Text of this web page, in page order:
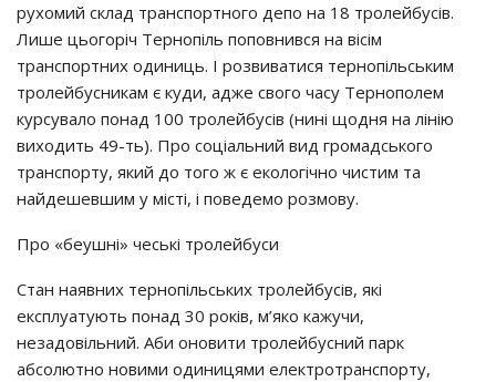
рухомий склад транспортного депо на 18 тролейбусів.
Лише цьогоріч Тернопіль поповнився на вісім
транспортних одиниць. І розвиватися тернопільським
тролейбусникам є куди, адже свого часу Тернополем
курсувало понад 100 тролейбусів (нині щодня на лінію
виходить 49-ть). Про соціальний вид громадського
транспорту, який до того ж є екологічно чистим та
найдешевшим у місті, і поведемо розмову.
Про «беушні» чеські тролейбуси
Стан наявних тернопільських тролейбусів, які
експлуатують понад 30 років, м’яко кажучи,
незадовільний. Аби оновити тролейбусний парк
абсолютно новими одиницями електротранспорту,